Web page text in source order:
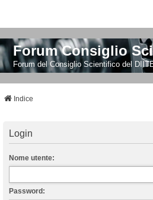
Forum Consiglio
Forum del Consiglio Scientifico del
Indice
Login
Nome utente:
Password: